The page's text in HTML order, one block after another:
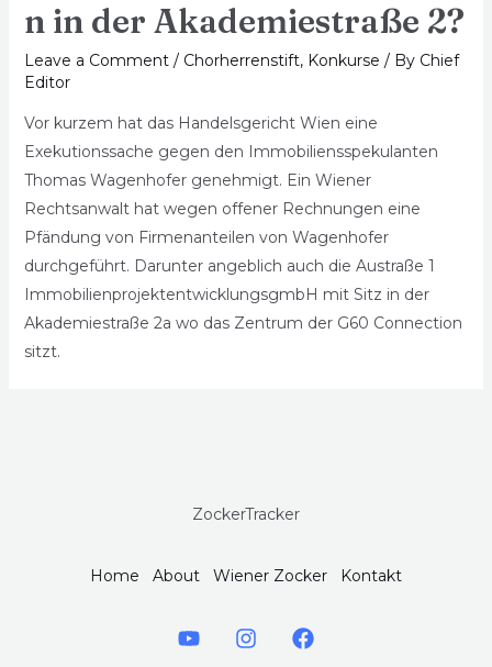
n in der Akademiestraße 2?
Leave a Comment / Chorherrenstift, Konkurse / By Chief
Editor
Vor kurzem hat das Handelsgericht Wien eine
Exekutionssache gegen den Immobiliensspekulanten
Thomas Wagenhofer genehmigt. Ein Wiener
Rechtsanwalt hat wegen offener Rechnungen eine
Pfändung von Firmenanteilen von Wagenhofer
durchgeführt. Darunter angeblich auch die Austraße 1
ImmobilienprojektentwicklungsgmbH mit Sitz in der
Akademiestraße 2a wo das Zentrum der G60 Connection
sitzt.
ZockerTracker
Home About Wiener Zocker Kontakt